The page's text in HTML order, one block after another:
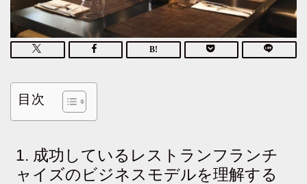
目次
1. 成功しているレストランフランチ
ャイズのビジネスモデルを理解する